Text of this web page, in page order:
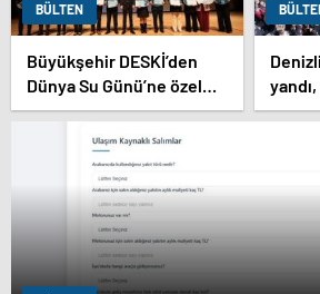
BÜLTEN
Büyükşehir DESKİ’den
Dünya Su Günü’ne özel
program